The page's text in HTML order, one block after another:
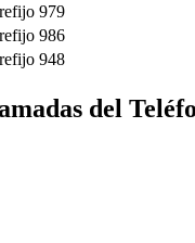
979
986
948
del